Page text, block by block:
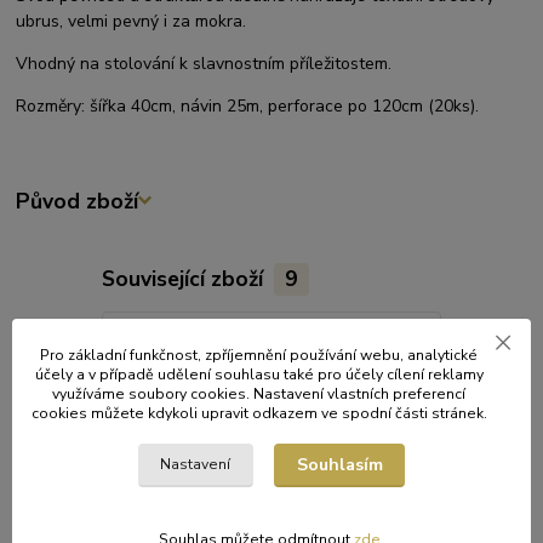
ubrus, velmi pevný i za mokra.
Vhodný na stolování k slavnostním příležitostem.
Rozměry: šířka 40cm, návin 25m, perforace po 120cm (20ks).
Původ zboží
Související zboží 9
Pro základní funkčnost, zpříjemnění používání webu, analytické
účely a v případě udělení souhlasu také pro účely cílení reklamy
využíváme soubory cookies. Nastavení vlastních preferencí
cookies můžete kdykoli upravit odkazem ve spodní části stránek.
Nastavení Souhlasím
Souhlas můžete odmítnout zde.